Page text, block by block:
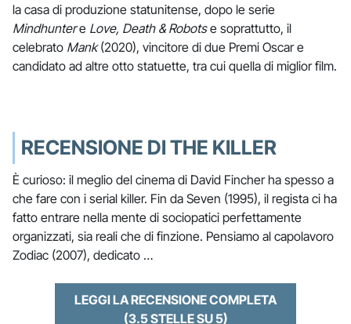
la casa di produzione statunitense, dopo le serie
Mindhuntere Love, Death & Robotse soprattutto, il
celebrato Mank(2020), vincitore di due Premi Oscar e
candidato ad altre otto statuette, tra cui quella di miglior film.
RECENSIONE DI THE KILLER
È curioso: il meglio del cinema di David Fincher ha spesso a
che fare con i serial killer. Fin da Seven (1995), il regista ci ha
fatto entrare nella mente di sociopatici perfettamente
organizzati, sia reali che di finzione. Pensiamo al capolavoro
Zodiac (2007), dedicato …
LEGGI LA RECENSIONE COMPLETA
(3.5 STELLE SU 5)